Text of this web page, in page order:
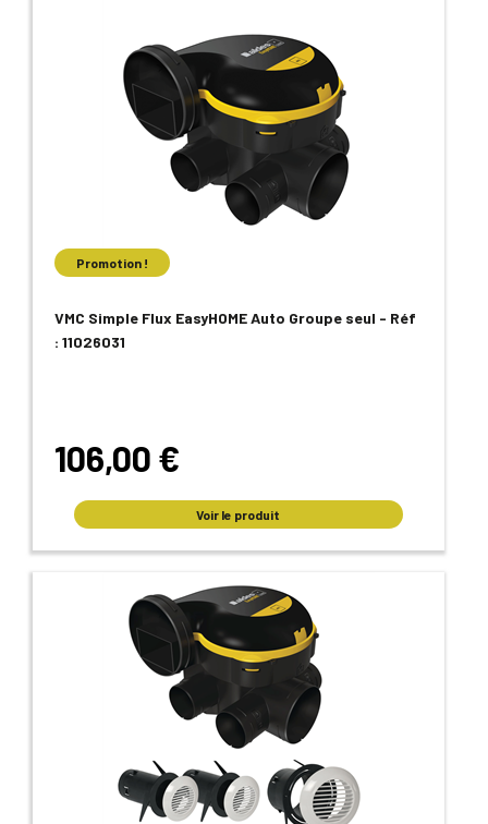
Promotion !
VMC Simple Flux EasyHOME Auto Groupe seul - Réf
: 11026031
106,00 €
Voir le produit